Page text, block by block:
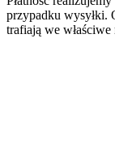
przypadku wysyłki.
trafiają we właściwe